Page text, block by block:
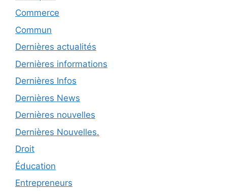
Commerce
Commun
Dernières actualités
Dernières informations
Dernières Infos
Dernières News
Dernières nouvelles
Dernières Nouvelles.
Droit
Éducation
Entrepreneurs